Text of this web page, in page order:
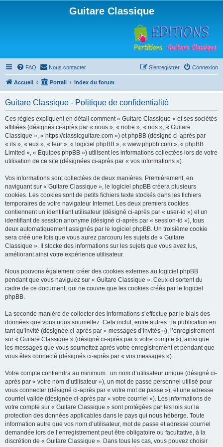
Guitare Classique
FAQ Nous contacter Connexion
S’enregistrer
Accueil Portail Index du forum
Guitare Classique - Politique de confidentialité
Ces règles expliquent en détail comment « Guitare Classique » et ses sociétés
affiliées (désignés ci-après par « nous », « notre », « nos », « Guitare
Classique », « https://classicguitare.com ») et phpBB (désigné ci-après par
« ils », « eux », « leur », « logiciel phpBB », « www.phpbb.com », « phpBB
Limited », « Équipes phpBB ») utilisent les informations collectées lors de votre
utilisation de ce site (désignées ci-après par « vos informations »).
Vos informations sont collectées de deux manières. Premièrement, en
naviguant sur « Guitare Classique », le logiciel phpBB créera plusieurs
cookies. Les cookies sont de petits fichiers texte stockés dans les fichiers
temporaires de votre navigateur Internet. Les deux premiers cookies
contiennent un identifiant utilisateur (désigné ci-après par « user-id ») et un
identifiant de session anonyme (désigné ci-après par « session-id »), tous
deux automatiquement assignés par le logiciel phpBB. Un troisième cookie
sera créé une fois que vous aurez parcouru les sujets de « Guitare
Classique ». Il stocke des informations sur les sujets que vous avez lus,
améliorant ainsi votre expérience utilisateur.
Nous pouvons également créer des cookies externes au logiciel phpBB
pendant que vous naviguez sur « Guitare Classique ». Ceux-ci sortent du
cadre de ce document, qui ne couvre que les cookies créés par le logiciel
phpBB.
La seconde manière de collecter des informations s’effectue par le biais des
données que vous nous soumettez. Cela inclut, entre autres : la publication en
tant qu’invité (désignée ci-après par « messages d’invités »), l’enregistrement
sur « Guitare Classique » (désigné ci-après par « votre compte »), ainsi que
les messages que vous soumettez après votre enregistrement et pendant que
vous êtes connecté (désignés ci-après par « vos messages »).
Votre compte contiendra au minimum : un nom d’utilisateur unique (désigné ci-
après par « votre nom d’utilisateur »), un mot de passe personnel utilisé pour
vous connecter (désigné ci-après par « votre mot de passe »), et une adresse
courriel valide (désignée ci-après par « votre courriel »). Les informations de
votre compte sur « Guitare Classique » sont protégées par les lois sur la
protection des données applicables dans le pays qui nous héberge. Toute
information autre que vos nom d’utilisateur, mot de passe et adresse courriel
demandée lors de l’enregistrement peut être obligatoire ou facultative, à la
discrétion de « Guitare Classique ». Dans tous les cas, vous pouvez choisir